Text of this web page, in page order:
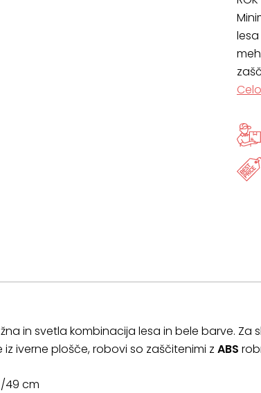
in svetla kombinacija lesa in bele barve. Za
iz iverne plošče, robovi so zaščitenimi z ABS
49 cm